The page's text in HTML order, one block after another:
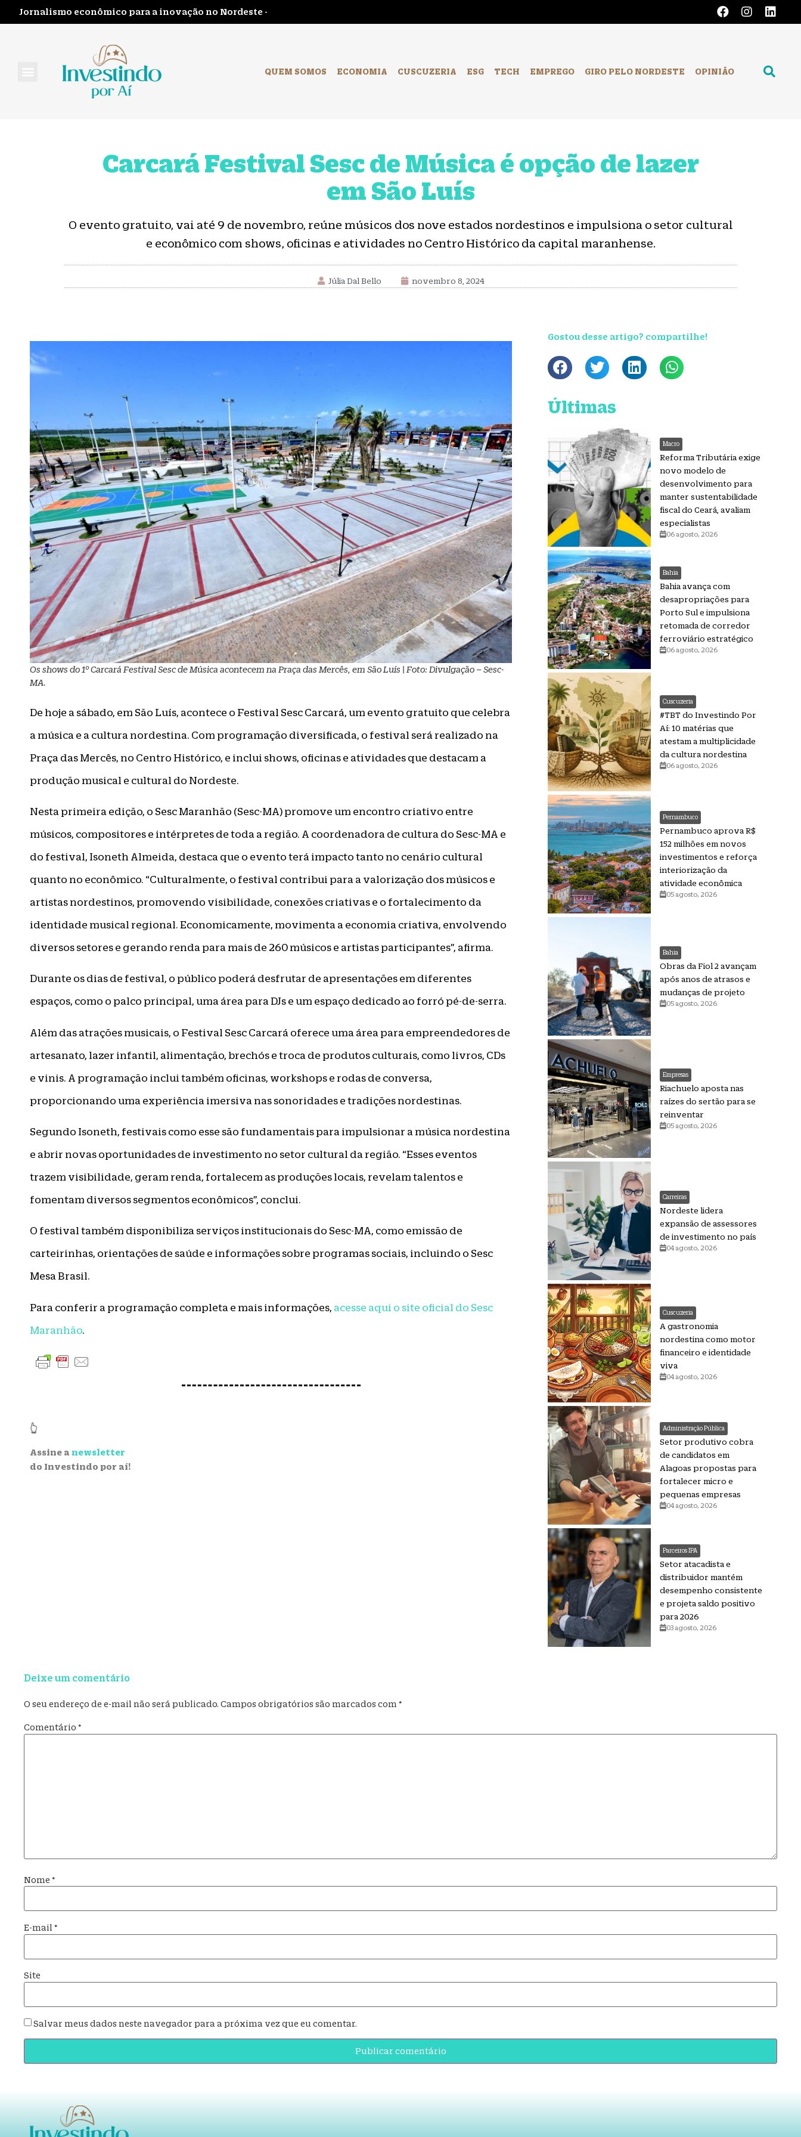
Jornalismo econômico para a inovação no Nordeste -
QUEM SOMOS ECONOMIA CUSCUZERIA ESG TECH EMPREGO GIRO PELO NORDESTE OPINIÃO
Carcará Festival Sesc de Música é opção de lazer
em São Luís
O evento gratuito, vai até 9 de novembro, reúne músicos dos nove estados nordestinos e impulsiona o setor cultural
e econômico com shows, oficinas e atividades no Centro Histórico da capital maranhense.
Júlia Dal Bello novembro 8, 2024
Os shows do 1º Carcará Festival Sesc de Música acontecem na Praça das Mercês, em São Luís | Foto: Divulgação – Sesc-
MA.
De hoje a sábado, em São Luís, acontece o Festival Sesc Carcará, um evento gratuito que celebra
a música e a cultura nordestina. Com programação diversificada, o festival será realizado na
Praça das Mercês, no Centro Histórico, e inclui shows, oficinas e atividades que destacam a
produção musical e cultural do Nordeste.
Nesta primeira edição, o Sesc Maranhão (Sesc-MA) promove um encontro criativo entre
músicos, compositores e intérpretes de toda a região. A coordenadora de cultura do Sesc-MA e
do festival, Isoneth Almeida, destaca que o evento terá impacto tanto no cenário cultural
quanto no econômico. “Culturalmente, o festival contribui para a valorização dos músicos e
artistas nordestinos, promovendo visibilidade, conexões criativas e o fortalecimento da
identidade musical regional. Economicamente, movimenta a economia criativa, envolvendo
diversos setores e gerando renda para mais de 260 músicos e artistas participantes”, afirma.
Durante os dias de festival, o público poderá desfrutar de apresentações em diferentes
espaços, como o palco principal, uma área para DJs e um espaço dedicado ao forró pé-de-serra.
Além das atrações musicais, o Festival Sesc Carcará oferece uma área para empreendedores de
artesanato, lazer infantil, alimentação, brechós e troca de produtos culturais, como livros, CDs
e vinis. A programação inclui também oficinas, workshops e rodas de conversa,
proporcionando uma experiência imersiva nas sonoridades e tradições nordestinas.
Segundo Isoneth, festivais como esse são fundamentais para impulsionar a música nordestina
e abrir novas oportunidades de investimento no setor cultural da região. “Esses eventos
trazem visibilidade, geram renda, fortalecem as produções locais, revelam talentos e
fomentam diversos segmentos econômicos”, conclui.
O festival também disponibiliza serviços institucionais do Sesc-MA, como emissão de
carteirinhas, orientações de saúde e informações sobre programas sociais, incluindo o Sesc
Mesa Brasil.
Para conferir a programação completa e mais informações, acesse aqui o site oficial do Sesc
Maranhão.
👆
Assine a newsletter
do Investindo por aí!
Gostou desse artigo? compartilhe!
Últimas
Macro
Reforma Tributária exige
novo modelo de
desenvolvimento para
manter sustentabilidade
fiscal do Ceará, avaliam
especialistas
06 agosto, 2026
Bahia
Bahia avança com
desapropriações para
Porto Sul e impulsiona
retomada de corredor
ferroviário estratégico
06 agosto, 2026
Cuscuzeria
#TBT do Investindo Por
Aí: 10 matérias que
atestam a multiplicidade
da cultura nordestina
06 agosto, 2026
Pernambuco
Pernambuco aprova R$
152 milhões em novos
investimentos e reforça
interiorização da
atividade econômica
05 agosto, 2026
Bahia
Obras da Fiol 2 avançam
após anos de atrasos e
mudanças de projeto
05 agosto, 2026
Empresas
Riachuelo aposta nas
raízes do sertão para se
reinventar
05 agosto, 2026
Carreiras
Nordeste lidera
expansão de assessores
de investimento no país
04 agosto, 2026
Cuscuzeria
A gastronomia
nordestina como motor
financeiro e identidade
viva
04 agosto, 2026
Administração Pública
Setor produtivo cobra
de candidatos em
Alagoas propostas para
fortalecer micro e
pequenas empresas
04 agosto, 2026
Parceiros IPA
Setor atacadista e
distribuidor mantém
desempenho consistente
e projeta saldo positivo
para 2026
03 agosto, 2026
Deixe um comentário
O seu endereço de e-mail não será publicado. Campos obrigatórios são marcados com *
Comentário *
Nome *
E-mail *
Site
Salvar meus dados neste navegador para a próxima vez que eu comentar.